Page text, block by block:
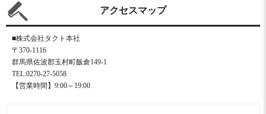
アクセスマップ
■株式会社タクト本社
〒370-1116
群馬県佐波郡玉村町飯倉149-1
TEL:0270-27-5058
【営業時間】9:00～19:00